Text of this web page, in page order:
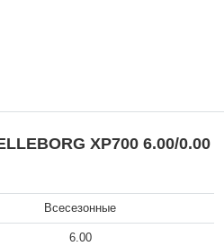
XP700 6.00/0.00
Всесезонные
6.00